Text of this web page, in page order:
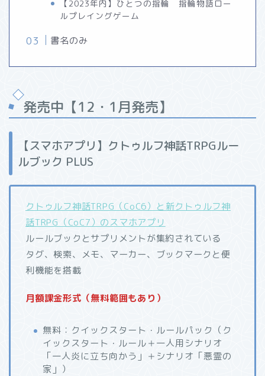
【2023年内】ひとつの指輪 指輪物語ロー
ルプレイングゲーム
書名のみ
発売中【12・1月発売】
【スマホアプリ】クトゥルフ神話TRPGルー
ルブック PLUS
クトゥルフ神話TRPG（CoC6）と新クトゥルフ神
話TRPG（CoC7）のスマホアプリ
ルールブックとサプリメントが集約されている
タグ、検索、メモ、マーカー、ブックマークと便
利機能を搭載
月額課金形式（無料範囲もあり）
無料：クイックスタート・ルールパック（ク
イックスタート・ルール＋一人用シナリオ
「一人炎に立ち向かう」＋シナリオ「悪霊の
家」）